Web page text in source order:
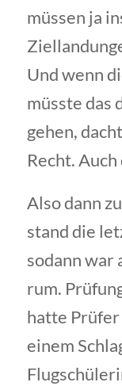
müssen ja
Und wenn
müsste das
gehen,
Recht.
Also dann
stand die
sodann war
rum.
hatte
einem